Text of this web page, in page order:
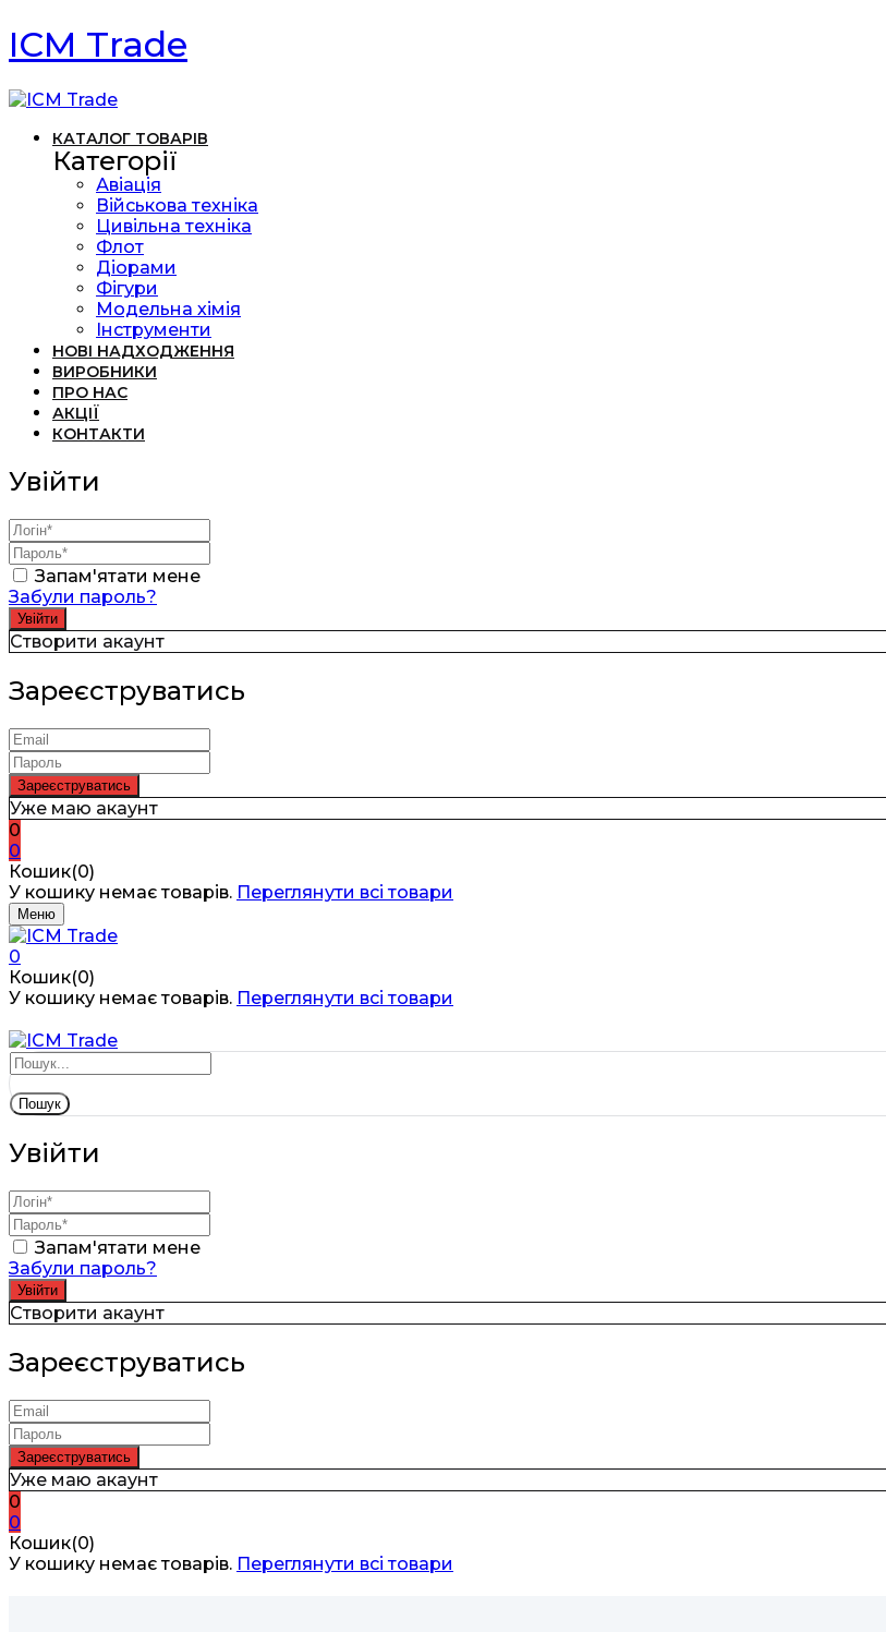
ICM Trade
КАТАЛОГ ТОВАРІВ
Категорії
Авіація
Військова техніка
Цивільна техніка
Флот
Діорами
Фігури
Модельна хімія
Інструменти
НОВІ НАДХОДЖЕННЯ
ВИРОБНИКИ
ПРО НАС
АКЦІЇ
КОНТАКТИ
Увійти
Запам'ятати мене
Забули пароль?
Створити акаунт
Зареєструватись
Уже маю акаунт
0
0
Кошик(0)
У кошику немає товарів. Переглянути всі товари
Меню
0
Кошик(0)
У кошику немає товарів. Переглянути всі товари
Пошук
Увійти
Запам'ятати мене
Забули пароль?
Створити акаунт
Зареєструватись
Уже маю акаунт
0
0
Кошик(0)
У кошику немає товарів. Переглянути всі товари